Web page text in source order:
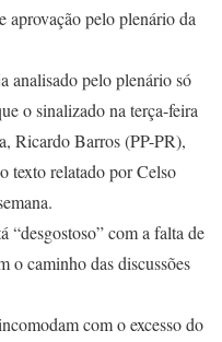
aprovação pelo plenário da
analisado pelo plenário só
o sinalizado na terça-feira
Ricardo Barros (PP-PR),
texto relatado por Celso
“desgostoso” com a falta de
o caminho das discussões
com o excesso do